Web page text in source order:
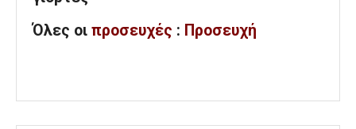
Όλες οι προσευχές : Προσευχή